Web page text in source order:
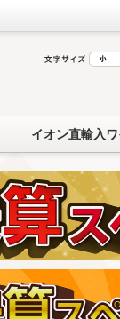
イオン直輸入